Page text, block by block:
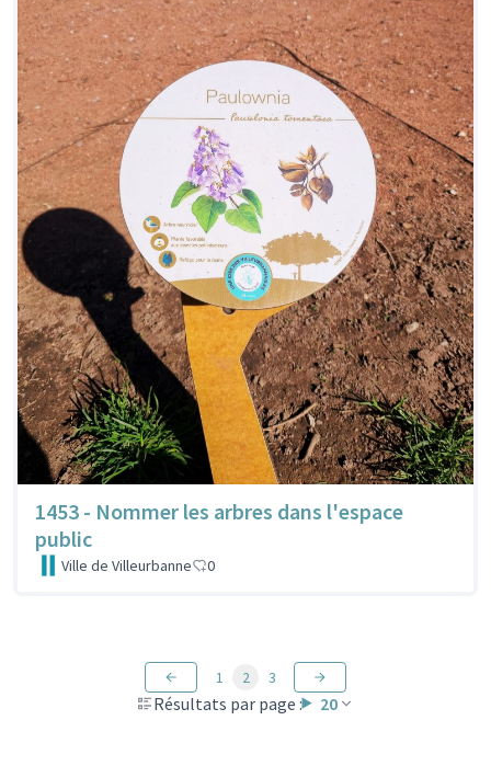
1453 - Nommer les arbres dans l'espace
public
Ville de Villeurbanne 0
Résultats par page : 20
1 2 3